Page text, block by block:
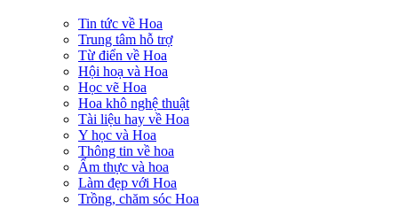
Tin tức về Hoa
Trung tâm hỗ trợ
Từ điển về Hoa
Hội hoạ và Hoa
Học vẽ Hoa
Hoa khô nghệ thuật
Tài liệu hay về Hoa
Y học và Hoa
Thông tin về hoa
Ẩm thực và hoa
Làm đẹp với Hoa
Trồng, chăm sóc Hoa